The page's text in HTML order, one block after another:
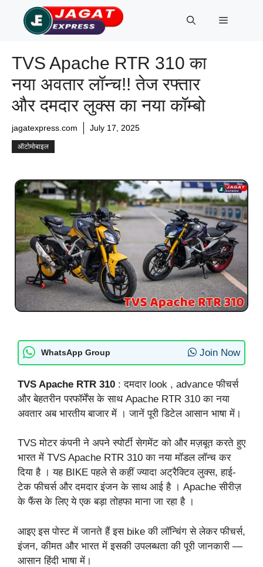
content
Menu
TVS Apache RTR 310 का
नया अवतार लॉन्च!! तेज रफ्तार
और दमदार लुक्स का नया कॉम्बो
jagatexpress.com July 17, 2025
ऑटोमोबाइल
WhatsApp Group Join Now
TVS Apache RTR 310 : दमदार look , advance फीचर्स
और बेहतरीन परफॉर्मेंस के साथ Apache RTR 310 का नया
अवतार अब भारतीय बाजार में । जानें पूरी डिटेल आसान भाषा में।
TVS मोटर कंपनी ने अपने स्पोर्टी सेगमेंट को और मज़बूत करते हुए
भारत में TVS Apache RTR 310 का नया मॉडल लॉन्च कर
दिया है । यह BIKE पहले से कहीं ज्यादा अट्रैक्टिव लुक्स, हाई-
टेक फीचर्स और दमदार इंजन के साथ आई है । Apache सीरीज़
के फैंस के लिए ये एक बड़ा तोहफा माना जा रहा है ।
आइए इस पोस्ट में जानते हैं इस bike की लॉन्चिंग से लेकर फीचर्स,
इंजन, कीमत और भारत में इसकी उपलब्धता की पूरी जानकारी —
आसान हिंदी भाषा में।